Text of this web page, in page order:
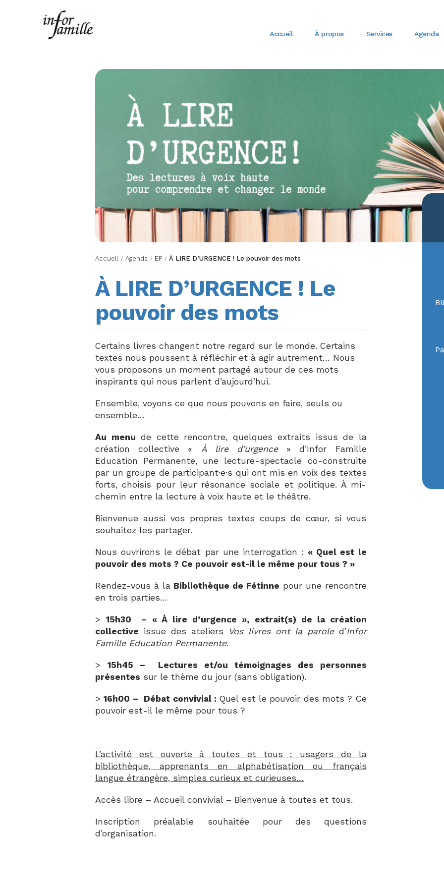
Accueil À propos Services Agenda
Accueil / Agenda / EP / À LIRE D’URGENCE ! Le pouvoir des mots
À LIRE D’URGENCE ! Le
pouvoir des mots
Certains livres changent notre regard sur le monde. Certains
textes nous poussent à réfléchir et à agir autrement… Nous
vous proposons un moment partagé autour de ces mots
inspirants qui nous parlent d’aujourd’hui.
Ensemble, voyons ce que nous pouvons en faire, seuls ou
ensemble…
Au menu de cette rencontre, quelques extraits issus de la
création collective « À lire d’urgence» d’Infor Famille
Education Permanente, une lecture-spectacle co-construite
par un groupe de participant·e·s qui ont mis en voix des textes
forts, choisis pour leur résonance sociale et politique. À mi-
chemin entre la lecture à voix haute et le théâtre.
Bienvenue aussi vos propres textes coups de cœur, si vous
souhaitez les partager.
Nous ouvrirons le débat par une interrogation :« Quel est le
pouvoir des mots ? Ce pouvoir est-il le même pour tous ? »
Rendez-vous à la Bibliothèque de Fétinne pour une rencontre
en trois parties…
> 15h30 – « À lire d’urgence », extrait(s) de la création
collective issue des ateliers Vos livres ont la paroled’Infor
Famille Education Permanente.
> 15h45 –
Lectures et/ou témoignages des personnes
présentes sur le thème du jour (sans obligation).
>16h00 – Débat convivial : Quel est le pouvoir des mots ? Ce
pouvoir est-il le même pour tous ?
L’activité est ouverte à toutes et tous : usagers de la
bibliothèque, apprenants en alphabétisation ou français
langue étrangère, simples curieux et curieuses…
Accès libre – Accueil convivial – Bienvenue à toutes et tous.
Inscription préalable souhaitée pour des questions
d’organisation.